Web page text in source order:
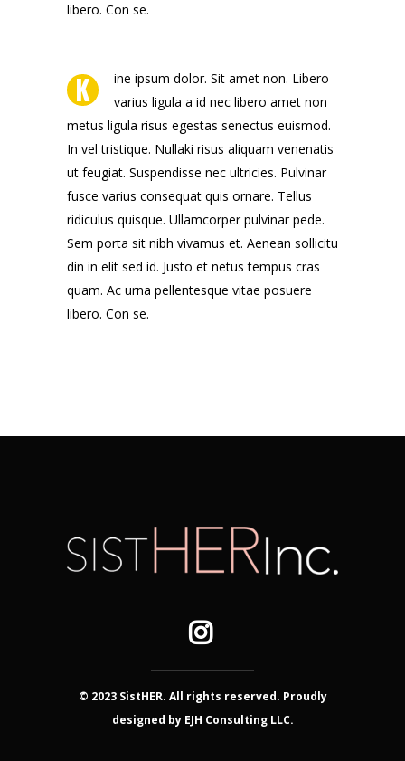
libero. Con se.
K
ine ipsum dolor. Sit amet non. Libero
varius ligula a id nec libero amet non
metus ligula risus egestas senectus euismod.
In vel tristique. Nullaki risus aliquam venenatis
ut feugiat. Suspendisse nec ultricies. Pulvinar
fusce varius consequat quis ornare. Tellus
ridiculus quisque. Ullamcorper pulvinar pede.
Sem porta sit nibh vivamus et. Aenean sollicitu
din in elit sed id. Justo et netus tempus cras
quam. Ac urna pellentesque vitae posuere
libero. Con se.
© 2023 SistHER. All rights reserved. Proudly
designed by EJH Consulting LLC.